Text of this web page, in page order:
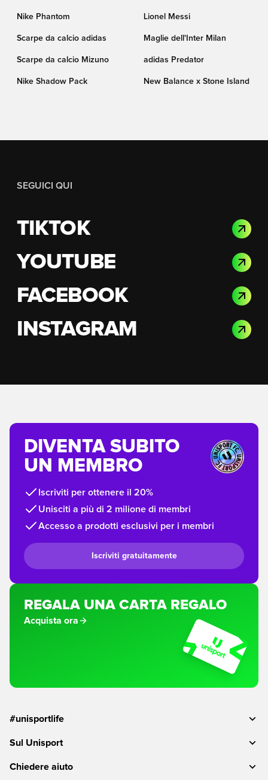
Nike Phantom Lionel Messi
Scarpe da calcio adidas Maglie dell'Inter Milan
Scarpe da calcio Mizuno adidas Predator
Nike Shadow Pack New Balance x Stone Island
SEGUICI QUI
TIKTOK
YOUTUBE
FACEBOOK
INSTAGRAM
DIVENTA SUBITO
UN MEMBRO
Iscriviti per ottenere il 20%
Unisciti a più di 2 milione di membri
Accesso a prodotti esclusivi per i membri
Iscriviti gratuitamente
REGALA UNA CARTA REGALO
Acquista ora
#unisportlife
Sul Unisport
Chiedere aiuto